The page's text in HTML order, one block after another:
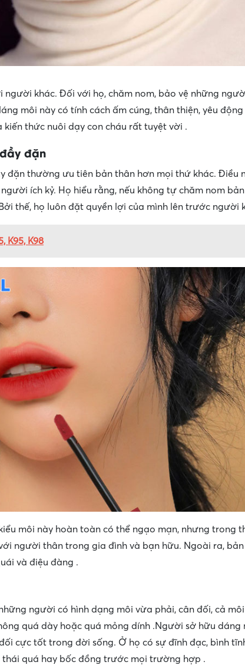
người khác. Đối với họ, chăm nom, bảo vệ những
môi này có tính cách ấm cúng, thân thiện, yêu
thức nuôi dạy con cháu rất tuyệt vời .
đặn
đặn thường ưu tiên bản thân hơn mọi thứ khác. Điều
ích kỷ. Họ hiểu rằng, nếu không tự chăm nom
thế, họ luôn đặt quyền lợi của mình lên trước người
K95, K98
môi này hoàn toàn có thể ngạo mạn, nhưng trong
người thân trong gia đình và bạn hữu. Ngoài ra,
và điệu đàng .
người có hình dạng môi vừa phải, cân đối, cả
quá dày hoặc quá mỏng dính .Người sở hữu dáng
cực tốt trong đời sống. Ở họ có sự đĩnh đạc, bình
quá hay bốc đồng trước mọi trường hợp .